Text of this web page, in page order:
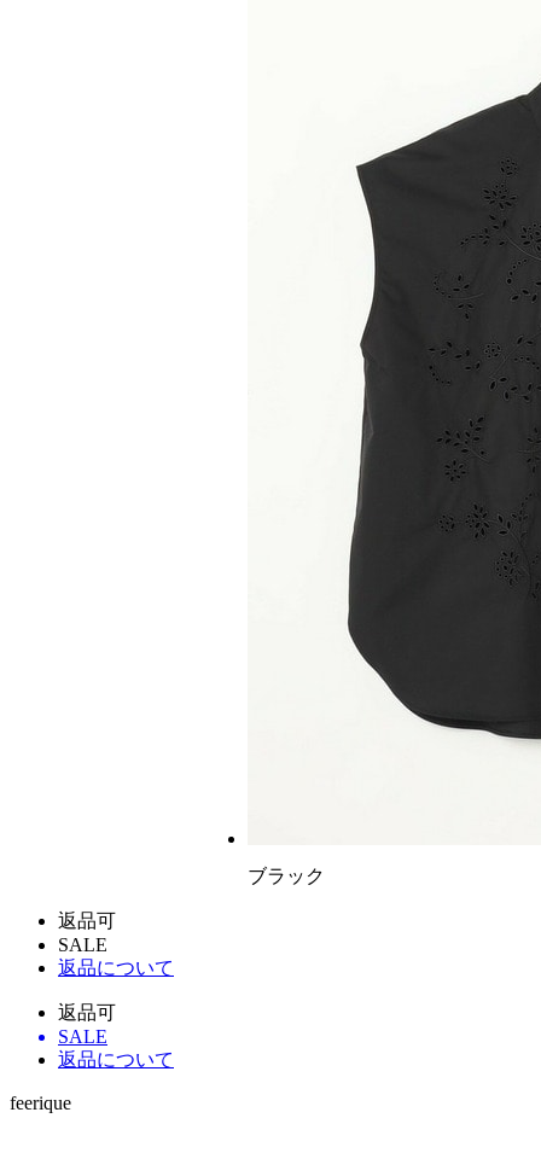
ブラック
返品可
SALE
返品について
返品可
SALE
返品について
feerique